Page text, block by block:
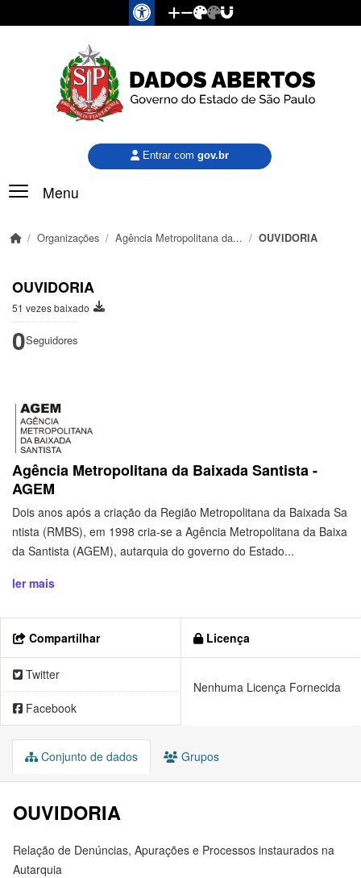
Pular para o conteúdo principal
Menu
Entrar com gov.br
Organizações Agência Metropolitana da... OUVIDORIA
OUVIDORIA
51 vezes baixado
0Seguidores
Agência Metropolitana da Baixada Santista -
AGEM
Dois anos após a criação da Região Metropolitana da Baixada Sa
ntista (RMBS), em 1998 cria-se a Agência Metropolitana da Baixa
da Santista (AGEM), autarquia do governo do Estado...
ler mais
Compartilhar
Twitter
Facebook
Licença
Nenhuma Licença Fornecida
Conjunto de dados Grupos
OUVIDORIA
Relação de Denúncias, Apurações e Processos instaurados na
Autarquia